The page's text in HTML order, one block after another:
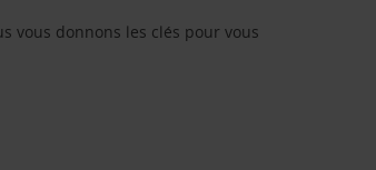
vous donnons les clés pour vous